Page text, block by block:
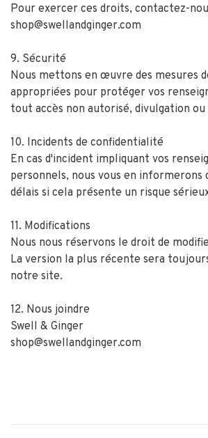
Pour exercer ces droits, contactez-
shop@swellandginger.com
9. Sécurité
Nous mettons en œuvre des mesures
appropriées pour protéger vos
tout accès non autorisé, divulgation
10. Incidents de confidentialité
En cas d'incident impliquant vos
personnels, nous vous en informerons
délais si cela présente un risque
11. Modifications
Nous nous réservons le droit de
La version la plus récente sera
notre site.
12. Nous joindre
Swell & Ginger
shop@swellandginger.com